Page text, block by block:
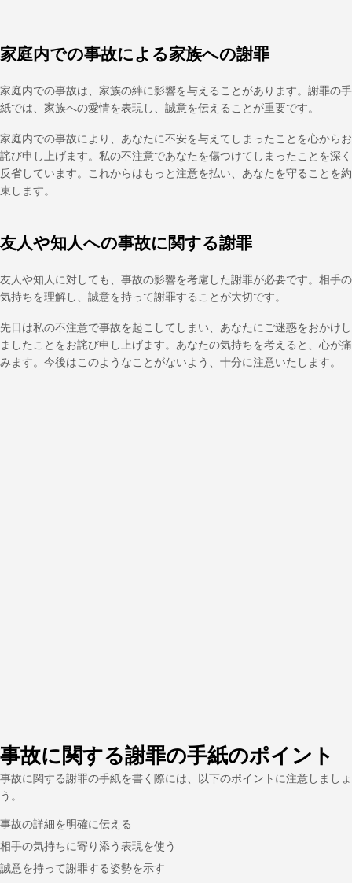
家庭内での事故による家族への謝罪
家庭内での事故は、家族の絆に影響を与えることがあります。謝罪の手
紙では、家族への愛情を表現し、誠意を伝えることが重要です。
家庭内での事故により、あなたに不安を与えてしまったことを心からお
詫び申し上げます。私の不注意であなたを傷つけてしまったことを深く
反省しています。これからはもっと注意を払い、あなたを守ることを約
束します。
友人や知人への事故に関する謝罪
友人や知人に対しても、事故の影響を考慮した謝罪が必要です。相手の
気持ちを理解し、誠意を持って謝罪することが大切です。
先日は私の不注意で事故を起こしてしまい、あなたにご迷惑をおかけし
ましたことをお詫び申し上げます。あなたの気持ちを考えると、心が痛
みます。今後はこのようなことがないよう、十分に注意いたします。
事故に関する謝罪の手紙のポイント
事故に関する謝罪の手紙を書く際には、以下のポイントに注意しましょ
う。
事故の詳細を明確に伝える
相手の気持ちに寄り添う表現を使う
誠意を持って謝罪する姿勢を示す